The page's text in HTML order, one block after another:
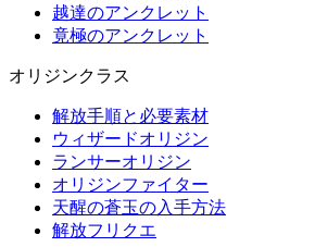
越達のアンクレット
竟極のアンクレット
オリジンクラス
解放手順と必要素材
ウィザードオリジン
ランサーオリジン
オリジンファイター
天醒の蒼玉の入手方法
解放フリクエ